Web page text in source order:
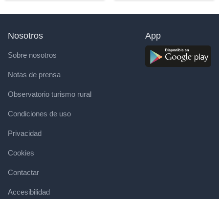
Nosotros
Sobre nosotros
Notas de prensa
Observatorio turismo rural
Condiciones de uso
Privacidad
Cookies
Contactar
Accesibilidad
App